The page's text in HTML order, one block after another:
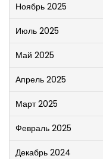
Ноябрь 2025
Июль 2025
Май 2025
Апрель 2025
Март 2025
Февраль 2025
Декабрь 2024